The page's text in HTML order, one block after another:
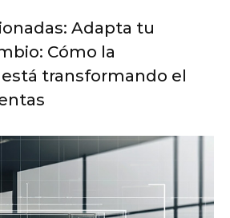
Adapta tu
Cómo la
transformando el